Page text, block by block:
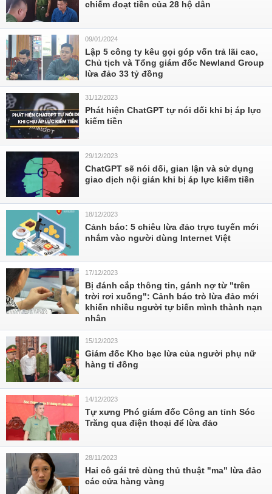
chiếm đoạt tiền của 28 hộ dân
09/01/2024
Lập 5 công ty kêu gọi góp vốn trả lãi cao,
Chủ tịch và Tổng giám đốc Newland Group
lừa đảo 33 tỷ đồng
31/12/2023
Phát hiện ChatGPT tự nói dối khi bị áp lực
kiếm tiền
29/12/2023
ChatGPT sẽ nói dối, gian lận và sử dụng
giao dịch nội gián khi bị áp lực kiếm tiền
18/12/2023
Cảnh báo: 5 chiêu lừa đảo trực tuyến mới
nhắm vào người dùng Internet Việt
17/12/2023
Bị đánh cắp thông tin, gánh nợ từ "trên
trời rơi xuống": Cảnh báo trò lừa đảo mới
khiến nhiều người tự biến mình thành nạn
nhân
15/12/2023
Giám đốc Kho bạc lừa của người phụ nữ
hàng tỉ đồng
14/12/2023
Tự xưng Phó giám đốc Công an tỉnh Sóc
Trăng qua điện thoại để lừa đảo
28/11/2023
Hai cô gái trẻ dùng thủ thuật "ma" lừa đảo
các cửa hàng vàng